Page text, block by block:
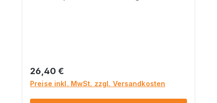
Dieses Produkt hat funktionsbedingt
Regulärer Preis:
26,40 €
Preise inkl. MwSt. zzgl. Versandkosten